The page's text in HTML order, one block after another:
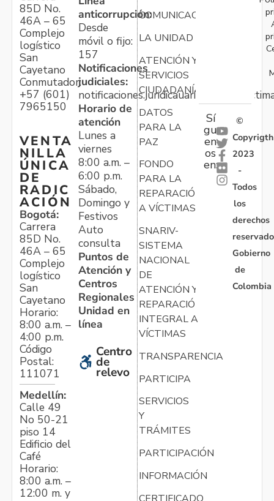
85D No.
46A – 65
Complejo
logístico
San
Cayetano
Conmutador:
+57 (601)
7965150
VENTA
NILLA
ÚNICA
DE
RADIC
ACIÓN
Bogotá:
Carrera
85D No.
46A – 65
Complejo
logístico
San
Cayetano
Horario:
8:00 a.m. –
4:00 p.m.
Código
Postal:
111071
Medellín:
Calle 49
No 50-21
piso 14
Edificio del
Café
Horario:
8:00 a.m. –
12:00 m. y
anticorrupción:
Desde
móvil o fijo:
157
Notificaciones
judiciales:
Horario de
atención
Lunes a
viernes
8:00 a.m. –
6:00 p.m.
Sábado,
Domingo y
Festivos
Auto
consulta
Puntos de
Atención y
Centros
Regionales
Unidad en
línea
Centro
de
relevo
COMUNICACIONES
LA UNIDAD
ATENCIÓN Y
SERVICIOS
CIUDADANÍA
DATOS
PARA LA
PAZ
FONDO
PARA LA
REPARACIÓN
A VÍCTIMAS
SNARIV-
SISTEMA
NACIONAL
DE
ATENCIÓN Y
REPARACIÓN
INTEGRAL A
VÍCTIMAS
TRANSPARENCIA
PARTICIPA
SERVICIOS
Y
TRÁMITES
PARTICIPACIÓN
INFORMACIÓN
Sí
gu
en
os
en:
©
Copyrigth
2023
-
Todos
los
derechos
Gobierno
de
Colombia